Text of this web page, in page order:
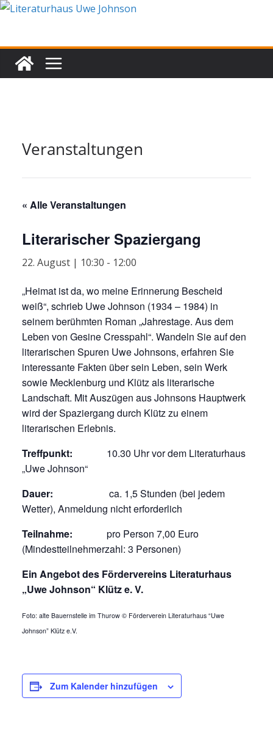
Zum
Veranstaltungen
« Alle Veranstaltungen
Literarischer Spaziergang
22. August | 10:30 - 12:00
„Heimat ist da, wo meine Erinnerung Bescheid
weiß“, schrieb Uwe Johnson (1934 – 1984) in
seinem berühmten Roman „Jahrestage. Aus dem
Leben von Gesine Cresspahl“. Wandeln Sie auf den
literarischen Spuren Uwe Johnsons, erfahren Sie
interessante Fakten über sein Leben, sein Werk
sowie Mecklenburg und Klütz als literarische
Landschaft. Mit Auszügen aus Johnsons Hauptwerk
wird der Spaziergang durch Klütz zu einem
literarischen Erlebnis.
Treffpunkt: 10.30 Uhr vor dem Literaturhaus
„Uwe Johnson“
Dauer: ca. 1,5 Stunden (bei jedem
Wetter), Anmeldung nicht erforderlich
Teilnahme: pro Person 7,00 Euro
(Mindestteilnehmerzahl: 3 Personen)
Ein Angebot des Fördervereins Literaturhaus
„Uwe Johnson“ Klütz e. V.
Foto: alte Bauernstelle im Thurow © Förderverein Literaturhaus “Uwe
Johnson” Klütz e.V.
Zum Kalender hinzufügen